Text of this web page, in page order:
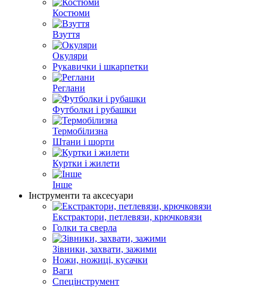
Костюми
Взуття
Окуляри
Рукавички і шкарпетки
Реглани
Футболки і рубашки
Термобілизна
Штани і шорти
Куртки і жилети
Інше
Інструменти та аксесуари
Екстрактори, петлевязи, крючковязи
Голки та сверла
Зівники, захвати, зажими
Ножи, ножиці, кусачки
Ваги
Спецінструмент